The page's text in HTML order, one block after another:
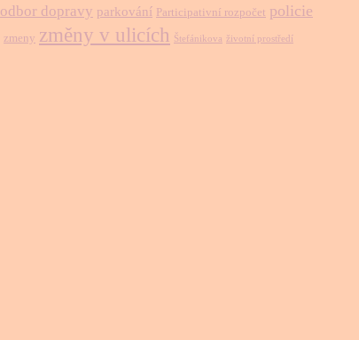
odbor dopravy parkování Participativní rozpočet policie
zmeny změny v ulicích Štefánikova životní prostředí